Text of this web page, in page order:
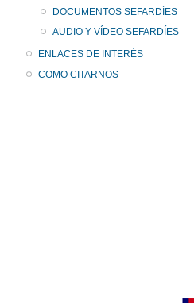
DOCUMENTOS SEFARDÍES
AUDIO Y VÍDEO SEFARDÍES
ENLACES DE INTERÉS
COMO CITARNOS